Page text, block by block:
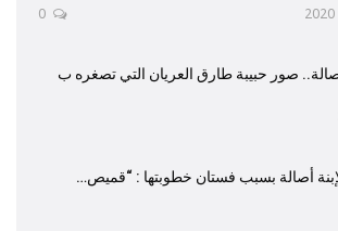
صور حبيبة طارق العريان التي تصغره ب
لإبنة أصالة بسبب فستان خطوبتها : “قميص…